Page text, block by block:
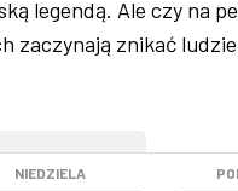
legendą. Ale czy na
zaczynają znikać
NIEDZIELA